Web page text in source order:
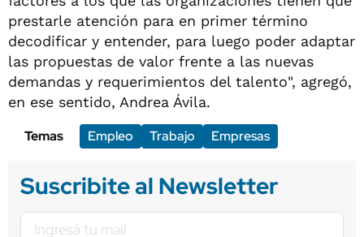
prestarle atención para en primer término
decodificar y entender, para luego poder adaptar
las propuestas de valor frente a las nuevas
demandas y requerimientos del talento", agregó,
en ese sentido, Andrea Ávila.
Temas
Empleo Trabajo Empresas
Suscribite al Newsletter